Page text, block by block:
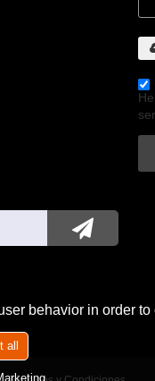
behavior in order
all